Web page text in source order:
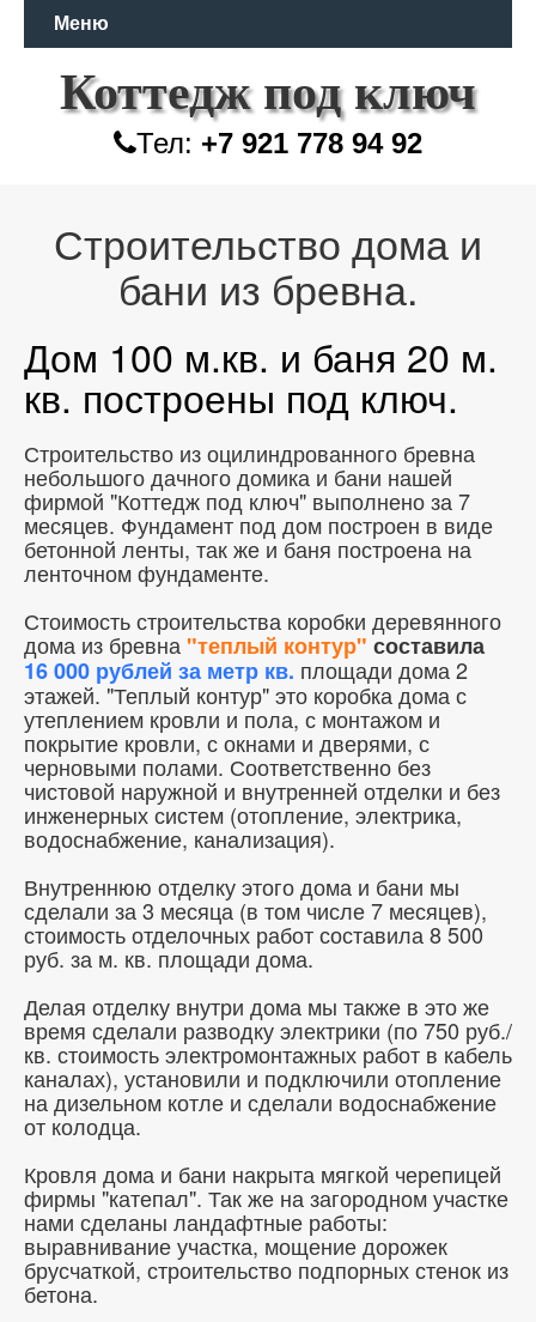
Меню
Коттедж под ключ
Тел: +7 921 778 94 92
Строительство дома и
бани из бревна.
Дом 100 м.кв. и баня 20 м.
кв. построены под ключ.
Строительство из оцилиндрованного бревна
небольшого дачного домика и бани нашей
фирмой "Коттедж под ключ" выполнено за 7
месяцев. Фундамент под дом построен в виде
бетонной ленты, так же и баня построена на
ленточном фундаменте.
Стоимость строительства коробки деревянного
дома из бревна "теплый контур"составила
16 000 рублей за метр кв. площади дома 2
этажей. "Теплый контур" это коробка дома с
утеплением кровли и пола, с монтажом и
покрытие кровли, с окнами и дверями, с
черновыми полами. Соответственно без
чистовой наружной и внутренней отделки и без
инженерных систем (отопление, электрика,
водоснабжение, канализация).
Внутреннюю отделку этого дома и бани мы
сделали за 3 месяца (в том числе 7 месяцев),
стоимость отделочных работ составила 8 500
руб. за м. кв. площади дома.
Делая отделку внутри дома мы также в это же
время сделали разводку электрики (по 750 руб./
кв. стоимость электромонтажных работ в кабель
каналах), установили и подключили отопление
на дизельном котле и сделали водоснабжение
от колодца.
Кровля дома и бани накрыта мягкой черепицей
фирмы "катепал". Так же на загородном участке
нами сделаны ландафтные работы:
выравнивание участка, мощение дорожек
брусчаткой, строительство подпорных стенок из
бетона.